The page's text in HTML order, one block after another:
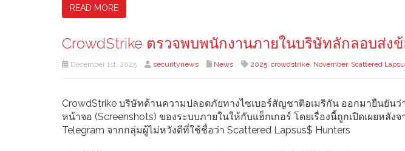
READ MORE
CrowdStrike ตรวจพบพนักงานภายในบริษัทลักลอบส่ง
December 1st, 2025 securitynews News 2025, crowdstrike, November, Scattered
CrowdStrike บริษัทด้านความปลอดภัยทางไซเบอร์สัญชาติอเมริกัน ออกมายืนยัน
หน้าจอ (Screenshots) ของระบบภายในให้กับแฮ็กเกอร์ โดยเรื่องนี้ถูกเปิดเผยหลั
Telegram จากกลุ่มผู้ไม่หวังดีที่ใช้ชื่อว่า Scattered Lapsus$ Hunters